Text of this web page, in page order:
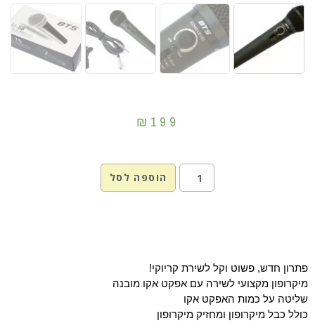
₪ 199
הוספה לסל
פתרון חדש, פשוט וקל לשירת קריוקי!
מיקרופון מקצועי לשירה עם אפקט אקו מובנה
שליטה על כמות האפקט אקו
כולל כבל מיקרופון ומחזיק מיקרופון